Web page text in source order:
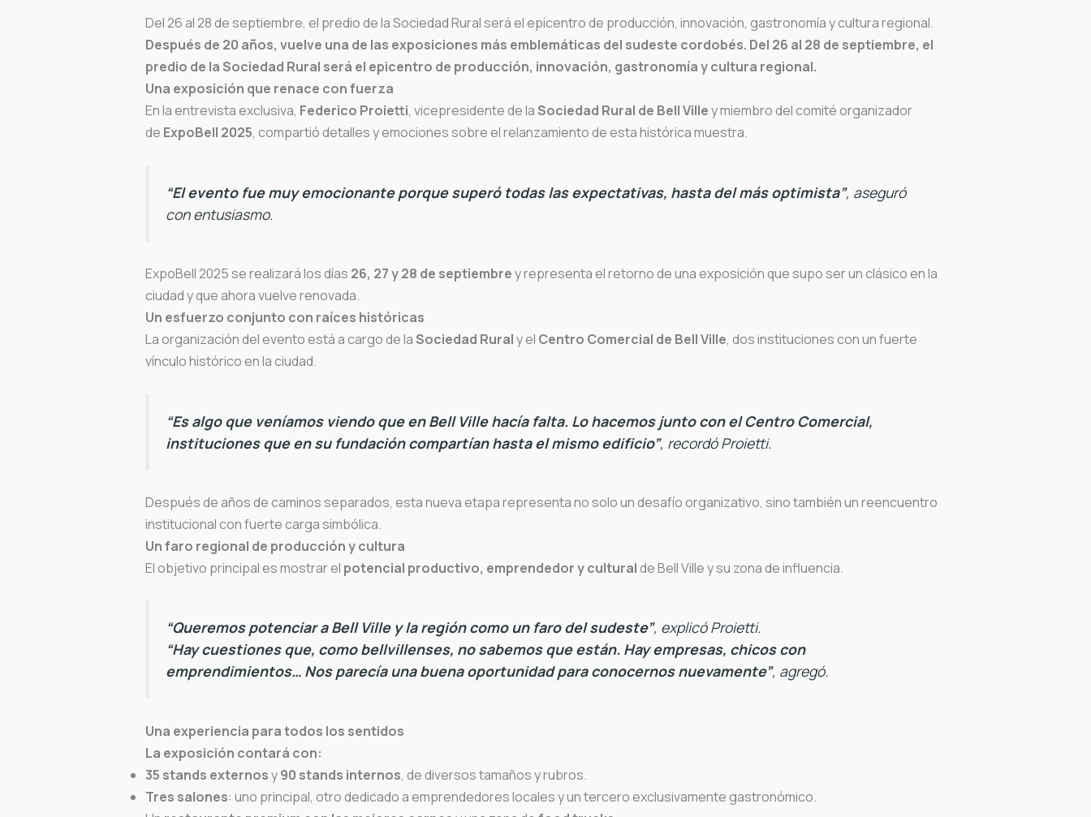
Del 26 al 28 de septiembre, el predio de la Sociedad Rural será el epicentro de producción, innovación, gastronomía y cultura regional.
Después de 20 años, vuelve una de las exposiciones más emblemáticas del sudeste cordobés. Del 26 al 28 de septiembre, el
predio de la Sociedad Rural será el epicentro de producción, innovación, gastronomía y cultura regional.
Una exposición que renace con fuerza
En la entrevista exclusiva, Federico Proietti, vicepresidente de laSociedad Rural de Bell Villey miembro del comité organizador
de ExpoBell 2025, compartió detalles y emociones sobre el relanzamiento de esta histórica muestra.
“El evento fue muy emocionante porque superó todas las expectativas, hasta del más optimista”, aseguró
con entusiasmo.
ExpoBell 2025 se realizará los días 26, 27 y 28 de septiembrey representa el retorno de una exposición que supo ser un clásico en la
ciudad y que ahora vuelve renovada.
Un esfuerzo conjunto con raíces históricas
La organización del evento está a cargo de laSociedad Ruraly el Centro Comercial de Bell Ville, dos instituciones con un fuerte
vínculo histórico en la ciudad.
“Es algo que veníamos viendo que en Bell Ville hacía falta. Lo hacemos junto con el Centro Comercial,
instituciones que en su fundación compartían hasta el mismo edificio”, recordó Proietti.
Después de años de caminos separados, esta nueva etapa representa no solo un desafío organizativo, sino también un reencuentro
institucional con fuerte carga simbólica.
Un faro regional de producción y cultura
El objetivo principal es mostrar el potencial productivo, emprendedor y culturalde Bell Ville y su zona de influencia.
“Queremos potenciar a Bell Ville y la región como un faro del sudeste”, explicó Proietti.
“Hay cuestiones que, como bellvillenses, no sabemos que están. Hay empresas, chicos con
emprendimientos… Nos parecía una buena oportunidad para conocernos nuevamente”, agregó.
Una experiencia para todos los sentidos
La exposición contará con:
35 stands externosy90 stands internos, de diversos tamaños y rubros.
Tres salones: uno principal, otro dedicado a emprendedores locales y un tercero exclusivamente gastronómico.